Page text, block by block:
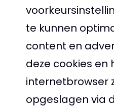
te kunnen
content en
deze cookies
internetbrowser
opgeslagen via